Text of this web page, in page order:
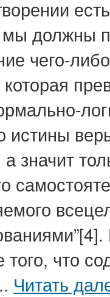
должны
чего-
истины
значит
того, что
Читать